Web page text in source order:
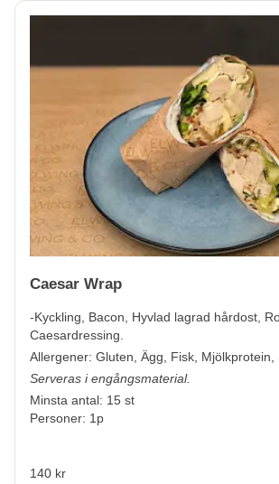
Caesar Wrap
-Kyckling, Bacon, Hyvlad lagrad hårdost,
Caesardressing.
Allergener: Gluten, Ägg, Fisk, Mjölkprotein,
Serveras i engångsmaterial.
Minsta antal: 15 st
Personer: 1p
140 kr